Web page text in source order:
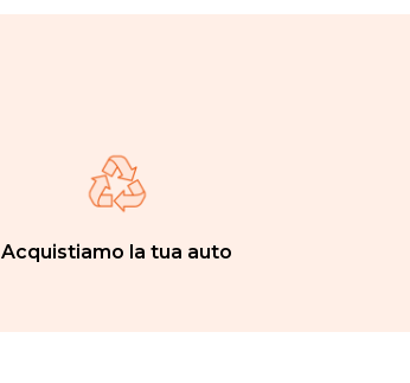
Acquistiamo la tua auto